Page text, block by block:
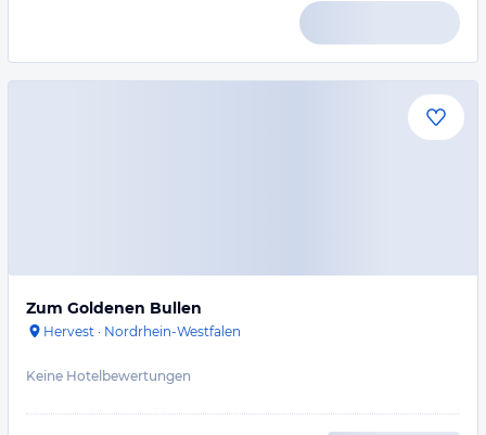
Zum Goldenen Bullen
Hervest · Nordrhein-Westfalen
Keine Hotelbewertungen